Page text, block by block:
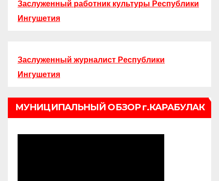
Заслуженный работник культуры Республики
Ингушетия
Заслуженный журналист Республики
Ингушетия
МУНИЦИПАЛЬНЫЙ ОБЗОР г.КАРАБУЛАК